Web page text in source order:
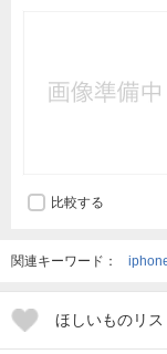
比較する
関連キーワード：
ほしいものリス